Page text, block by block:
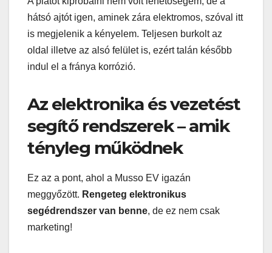
hátsó ajtót igen, aminek zára elektromos, szóval itt
is megjelenik a kényelem. Teljesen burkolt az
oldal illetve az alsó felület is, ezért talán később
indul el a fránya korrózió.
Az elektronika és vezetést
segítő rendszerek – amik
tényleg működnek
Ez az a pont, ahol a Musso EV igazán
meggyőzött. Rengeteg elektronikus
segédrendszer van benne, de ez nem csak
marketing!